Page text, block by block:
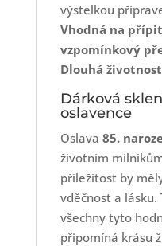
výstelkou
Vhodná na
vzpomínkový
Dlouhá
Dárková
oslavence
Oslava 85.
životním
příležitost by
vděčnost a
všechny tyto
připomíná krásu